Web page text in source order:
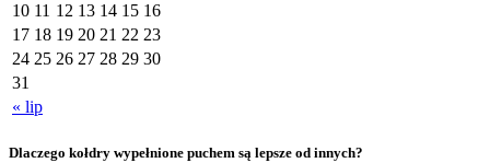
« lip
10 11 12 13 14 15 16
17 18 19 20 21 22 23
24 25 26 27 28 29 30
31
Dlaczego kołdry wypełnione puchem są lepsze od innych?